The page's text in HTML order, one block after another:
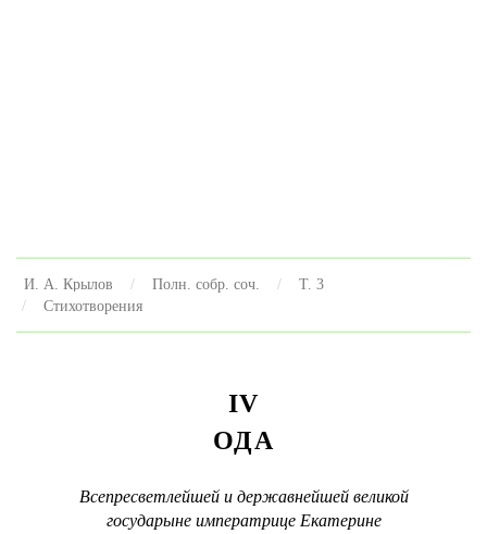
И. А. Крылов Полн. собр. соч.
Т. 3
Стихотворения
IV
ОДА
Всепресветлейшей и державнейшей великой
государыне императрице Екатерине